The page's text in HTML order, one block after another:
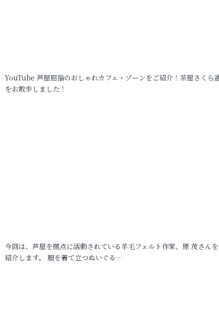
YouTube 芦屋屈指のおしゃれカフェ・ゾーンをご紹介！茶屋さくら
をお散歩しました！
今回は、芦屋を拠点に活動されている羊毛フェルト作家、原 茂さん
紹介します。 服を着て立つぬいぐる…